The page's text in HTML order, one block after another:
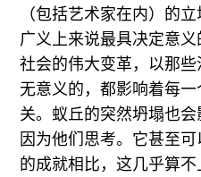
（包括艺术家在内）的
广义上来说最具决定意义
社会的伟大变革，以那
无意义的，都影响着每
关。蚁丘的突然坍塌也会
因为他们思考。它甚至
的成就相比，这几乎算